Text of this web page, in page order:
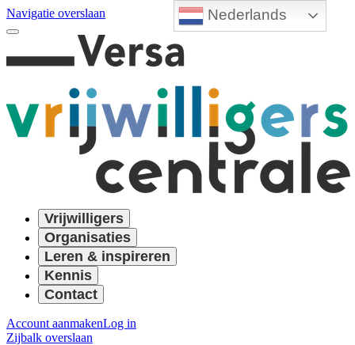
Nederlands
Navigatie overslaan
Vrijwilligers
Organisaties
Leren & inspireren
Kennis
Contact
Account aanmakenLog in
Zijbalk overslaan